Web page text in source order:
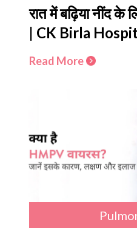
रात में बढ़िया नींद
| CK Birla
Read More